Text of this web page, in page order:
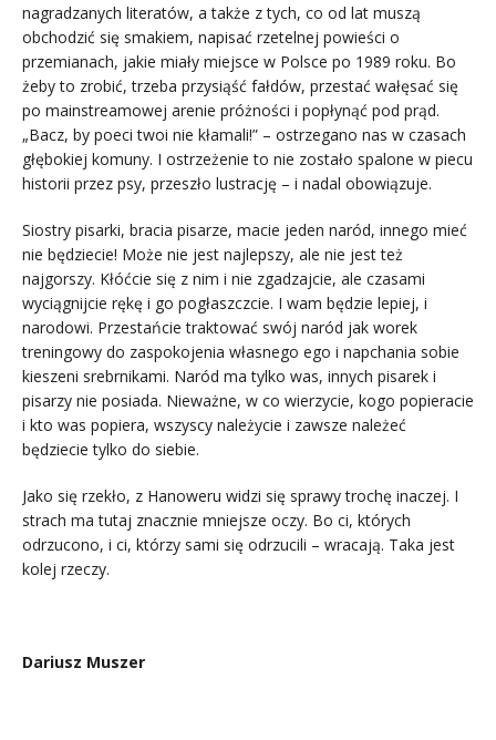
nagradzanych literatów, a także z tych, co od lat muszą
obchodzić się smakiem, napisać rzetelnej powieści o
przemianach, jakie miały miejsce w Polsce po 1989 roku. Bo
żeby to zrobić, trzeba przysiąść fałdów, przestać wałęsać się
po mainstreamowej arenie próżności i popłynąć pod prąd.
„Bacz, by poeci twoi nie kłamali!” – ostrzegano nas w czasach
głębokiej komuny. I ostrzeżenie to nie zostało spalone w piecu
historii przez psy, przeszło lustrację – i nadal obowiązuje.
Siostry pisarki, bracia pisarze, macie jeden naród, innego mieć
nie będziecie! Może nie jest najlepszy, ale nie jest też
najgorszy. Kłóćcie się z nim i nie zgadzajcie, ale czasami
wyciągnijcie rękę i go pogłaszczcie. I wam będzie lepiej, i
narodowi. Przestańcie traktować swój naród jak worek
treningowy do zaspokojenia własnego ego i napchania sobie
kieszeni srebrnikami. Naród ma tylko was, innych pisarek i
pisarzy nie posiada. Nieważne, w co wierzycie, kogo popieracie
i kto was popiera, wszyscy należycie i zawsze należeć
będziecie tylko do siebie.
Jako się rzekło, z Hanoweru widzi się sprawy trochę inaczej. I
strach ma tutaj znacznie mniejsze oczy. Bo ci, których
odrzucono, i ci, którzy sami się odrzucili – wracają. Taka jest
kolej rzeczy.
Dariusz Muszer